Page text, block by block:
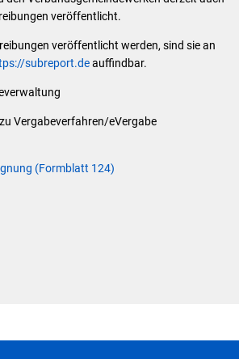
Förderungen der VG für private Umbauten
Allgemeine Informationen
Die Bundeswehr und Westerburg
veröffentlicht.
veröffentlicht werden, sind sie an
subreport.deauffindbar.
Vergabeverfahren/eVergabe
(Formblatt 124)